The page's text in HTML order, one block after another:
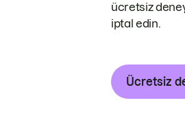
ücretsiz
iptal edin.
Ücretsiz